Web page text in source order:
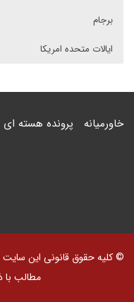
برجام
ایالات متحده امریکا
خاورمیانه پرونده هسته ای
© کلیه حقوق قانونی این سایت
مطالب با